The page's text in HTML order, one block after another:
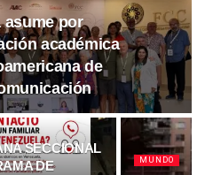
asume por
académica
de
SECCIONAL
DE
MUNDO